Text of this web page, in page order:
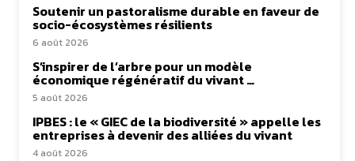
Soutenir un pastoralisme durable en faveur de
socio-écosystèmes résilients
6 août 2026
S’inspirer de l’arbre pour un modèle
économique régénératif du vivant …
5 août 2026
IPBES : le « GIEC de la biodiversité » appelle les
entreprises à devenir des alliées du vivant
4 août 2026